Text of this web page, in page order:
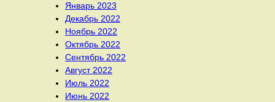
Январь 2023
Декабрь 2022
Ноябрь 2022
Октябрь 2022
Сентябрь 2022
Август 2022
Июль 2022
Июнь 2022